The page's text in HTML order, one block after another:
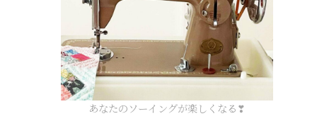
あなたのソーイングが楽しくなる❣